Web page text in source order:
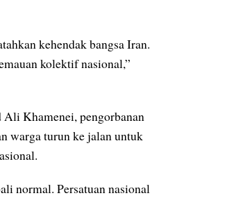
kehendak bangsa Iran.
kolektif nasional,”
Khamenei, pengorbanan
warga turun ke jalan untuk
normal. Persatuan nasional